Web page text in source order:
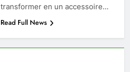
transformer en un accessoire…
Read Full News